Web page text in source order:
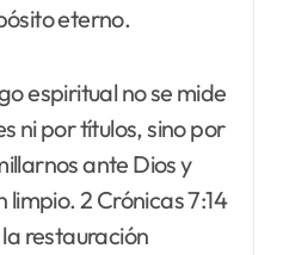
eterno.
espiritual no se mide
ni por títulos, sino por
ante Dios y
limpio. 2 Crónicas 7:14
restauración